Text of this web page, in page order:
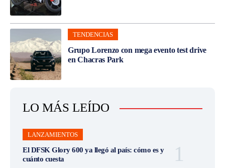
TENDENCIAS
Grupo Lorenzo con mega evento test drive
en Chacras Park
LO MÁS LEÍDO
LANZAMIENTOS
El DFSK Glory 600 ya llegó al país: cómo es y
cuánto cuesta